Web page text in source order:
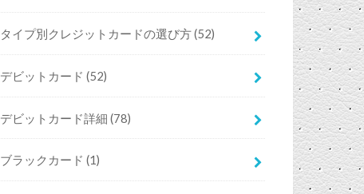
タイプ別クレジットカードの選び方(52)
デビットカード(52)
デビットカード詳細(78)
ブラックカード(1)